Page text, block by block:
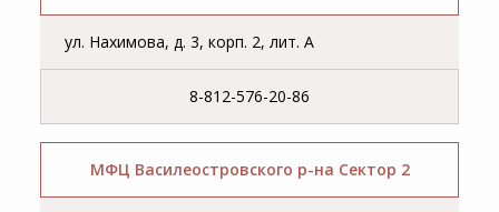
ул. Нахимова, д. 3, корп. 2, лит. А
8-812-576-20-86
МФЦ Василеостровского р-на Сектор 2